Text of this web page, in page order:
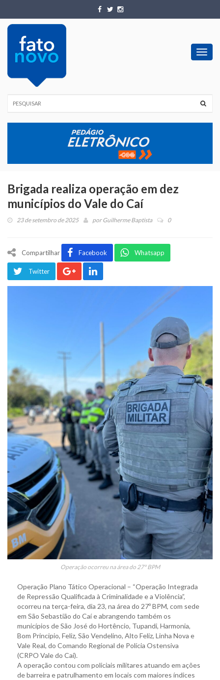
Brigada realiza operação em dez
municípios do Vale do Caí
23 de setembro de 2025 porGuilherme Baptista 0
Compartilhar Facebook Whatsapp
Twitter
Operação ocorreu na área do 27º BPM
Operação Plano Tático Operacional – “Operação Integrada
de Repressão Qualificada à Criminalidade e a Violência”,
ocorreu na terça-feira, dia 23, na área do 27º BPM, com sede
em São Sebastião do Caí e abrangendo também os
municípios de São José do Hortêncio, Tupandi, Harmonia,
Bom Principio, Feliz, São Vendelino, Alto Feliz, Linha Nova e
Vale Real, do Comando Regional de Polícia Ostensiva
(CRPO Vale do Cai).
A operação contou com policiais militares atuando em ações
de barreira e patrulhamento em locais com maiores índices